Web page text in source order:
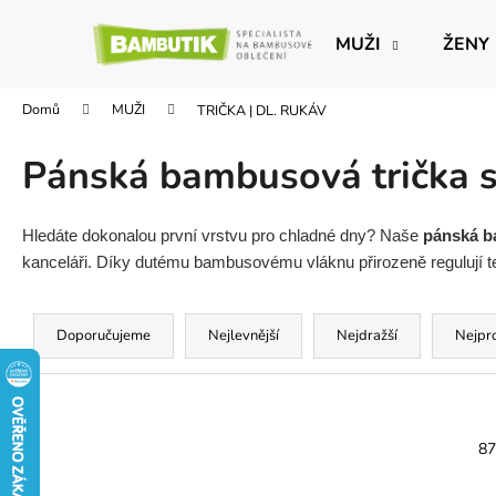
MUŽI ŽENY
Domů MUŽI TRIČKA | DL. RUKÁV
Pánská bambusová trička
Hledáte dokonalou první vrstvu pro chladné dny? Naše pánská
kanceláři. Díky dutému bambusovému vláknu přirozeně regulují
Ř
a
z
e
n
í
p
Doporučujeme Nejlevnější Nejdražší
Zpět
obchodu
Zpět
obchodu